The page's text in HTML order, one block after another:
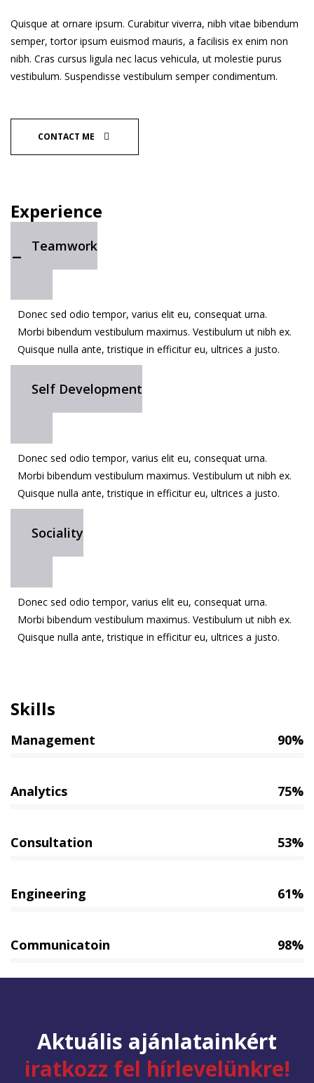
Quisque at ornare ipsum. Curabitur viverra, nibh vitae bibendum
semper, tortor ipsum euismod mauris, a facilisis ex enim non
nibh. Cras cursus ligula nec lacus vehicula, ut molestie purus
vestibulum. Suspendisse vestibulum semper condimentum.
CONTACT ME
Experience
Teamwork
Donec sed odio tempor, varius elit eu, consequat urna.
Morbi bibendum vestibulum maximus. Vestibulum ut nibh ex.
Quisque nulla ante, tristique in efficitur eu, ultrices a justo.
Self Development
Donec sed odio tempor, varius elit eu, consequat urna.
Morbi bibendum vestibulum maximus. Vestibulum ut nibh ex.
Quisque nulla ante, tristique in efficitur eu, ultrices a justo.
Sociality
Donec sed odio tempor, varius elit eu, consequat urna.
Morbi bibendum vestibulum maximus. Vestibulum ut nibh ex.
Quisque nulla ante, tristique in efficitur eu, ultrices a justo.
Skills
Management 90%
Analytics 75%
Consultation 53%
Engineering 61%
Communicatoin 98%
Aktuális ajánlatainkért
iratkozz fel hírlevelünkre!